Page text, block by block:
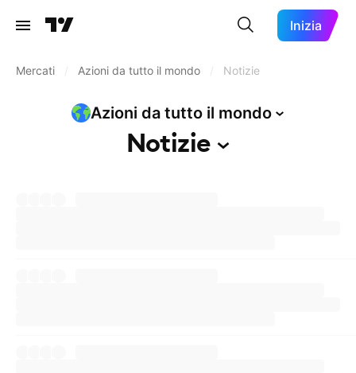
Inizia
Mercati Azioni da tutto il mondo Notizie
Azioni da tutto il mondo
Notizie